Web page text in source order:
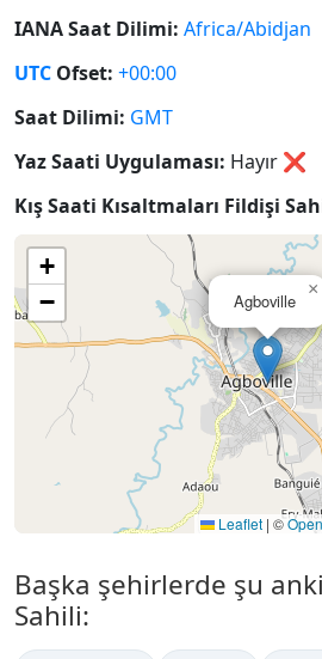
IANA Saat Dilimi: Africa/Abidjan
UTC Ofset: +00:00
Saat Dilimi: GMT
Yaz Saati Uygulaması: Hayır ❌
Kış Saati Kısaltmaları Fildişi
Agboville
×
+
−
Leaflet | ©
Başka şehirlerde şu
Sahili: